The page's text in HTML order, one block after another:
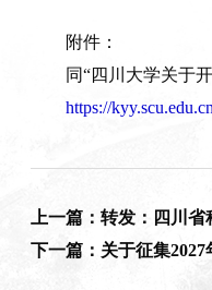
附件：
同“四川大学关于
https://
上一篇：转发：四川
下一篇：关于征集